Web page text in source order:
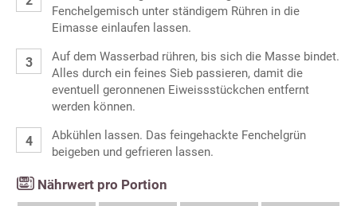
Fenchelgemisch unter ständigem Rühren in die
Eimasse einlaufen lassen.
Auf dem Wasserbad rühren, bis sich die Masse bindet.
Alles durch ein feines Sieb passieren, damit die
eventuell geronnenen Eiweissstückchen entfernt
werden können.
Abkühlen lassen. Das feingehackte Fenchelgrün
beigeben und gefrieren lassen.
Nährwert pro Portion